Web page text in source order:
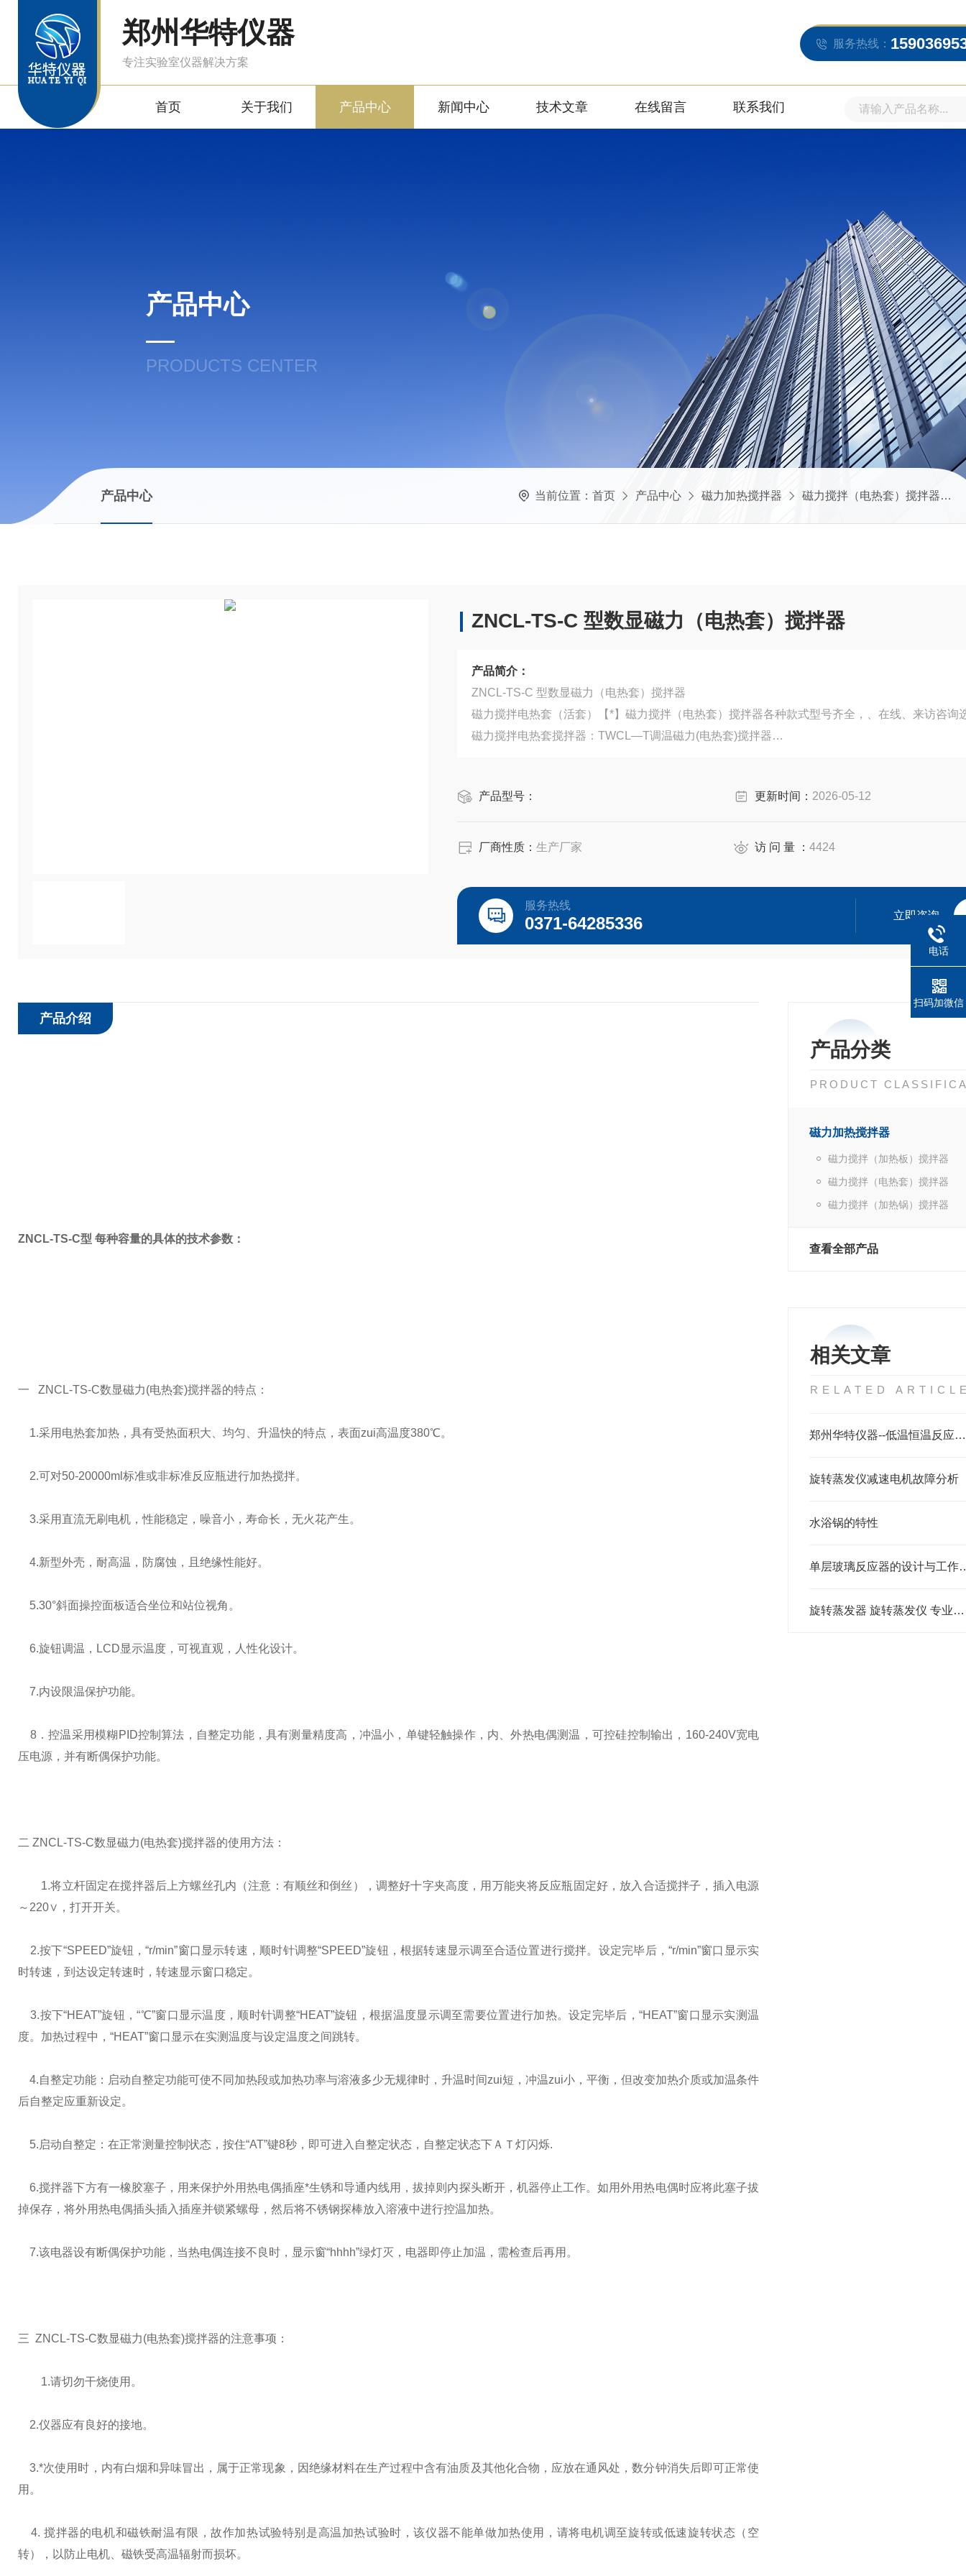
郑州华特仪器
专注实验室仪器解决方案
服务热线：
首页 关于我们 产品中心 新闻中心 技术文章 在线留言 联系我们
产品中心
PRODUCTS CENTER
产品中心 当前位置： 首页 产品中心 磁力加热搅拌器 磁力搅拌（电热套）搅拌器
ZNCL-TS-C 型数显磁力（电热套）搅拌器
产品简介：
ZNCL-TS-C 型数显磁力（电热套）搅拌器
磁力搅拌电热套（活套）【*】磁力搅拌（电热套）搅拌器各种款式型号齐全，、在线、来访咨询
磁力搅拌电热套搅拌器：TWCL—T调温磁力(电热套)搅拌器
产品型号：
更新时间： 2026-05-12
厂商性质： 生产厂家 访 问 量 ：4424
服务热线
0371-64285336 立即咨询
产品分类
PRODUCT
磁力加热搅拌器
磁力搅拌（加热板）搅拌器
磁力搅拌（电热套）搅拌器
磁力搅拌（加热锅）搅拌器
查看全部产品
相关文章
RELATED
郑州华特仪器--低温恒温反应浴槽使用细则
旋转蒸发仪减速电机故障分析
水浴锅的特性
单层玻璃反应
旋转蒸发器 旋转蒸发仪 专业生产厂家
产品介绍
ZNCL-TS-C型 每种容量的具体的技术参数：
一 ZNCL-TS-C数显磁力(电热套)搅拌器的特点：
1.采用电热套加热，具有受热面积大、均匀、升温快的特点，表面zui高温度380℃。
2.可对50-20000ml 标准或非标准反应瓶进行加热搅拌。
3.采用直流无刷电机，性能稳定，噪音小，寿命长，无火花产生。
4.新型外壳，耐高温，防腐蚀，且绝缘性能好。
5.30°斜面操控面板适合坐位和站位视角。
6.旋钮调温， LCD显示温度，可视直观，人性化设计。
7.内设限温保护功能。
8．控温采用模糊 PID控制算法，自整定功能，具有测量精度高，冲温小，单键轻触操作，内、外热电偶测温，可控硅控制输出， 160-240V宽电
压电源，并有断偶保护功能。
二 ZNCL-TS-C数显磁力(电热套)搅拌器的使用方法：
1.将立杆固定在搅拌器后上方螺丝孔内（注意：有顺丝和倒丝），调整好十字夹高度，用万能夹将反应瓶固定好，放入合适搅拌子，插入电源
～ 220∨，打开开关。
2.按下“SPEED”旋钮，“r/min”窗口显示转速，顺时针调整“SPEED”旋钮，根据转速显示调至合适位置进行搅拌。设定完毕后，“r/min”窗口显示实
时转速，到达设定转速时，转速显示窗口稳定。
3.按下“HEAT”旋钮，“℃”窗口显示温度，顺时针调整“HEAT”旋钮，根据温度显示调至需要位置进行加热。设定完毕后，“HEAT”窗口显示实测温
度。加热过程中，“HEAT”窗口显示在实测温度与设定温度之间跳转。
4.自整定功能：启动自整定功能可使不同加热段或加热功率与溶液多少无规律时，升温时间zui短，冲温zui小，平衡，但改变加热介质或加温条件
后自整定应重新设定。
5. 启动自整定：在正常测量控制状态，按住“AT”键8秒，即可进入自整定状态，自整定状态下ＡＴ灯闪烁.
6.搅拌器下方有一橡胶塞子，用来保护外用热电偶插座*生锈和导通内线用，拔掉则内探头断开，机器停止工作。如用外用热电偶时应将此塞子拔
掉保存，将外用热电偶插头插入插座并锁紧螺母，然后将不锈钢探棒放入溶液中进行控温加热。
7.该电器设有断偶保护功能，当热电偶连接不良时，显示窗“hhhh”绿灯灭，电器即停止加温，需检查后再用。
三 ZNCL-TS-C数显磁力(电热套)搅拌器的注意事项：
1.请切勿干烧使用。
2.仪器应有良好的接地。
3.*次使用时，内有白烟和异味冒出，属于正常现象，因绝缘材料在生产过程中含有油质及其他化合物，应放在通风处，数分钟消失后即可正常使
用。
4. 搅拌器的电机和磁铁耐温有限，故作加热试验特别是高温加热试验时，该仪器不能单做加热使用，请将电机调至旋转或低速旋转状态（空
转），以防止电机、磁铁受高温辐射而损坏。
电话
扫码加微信